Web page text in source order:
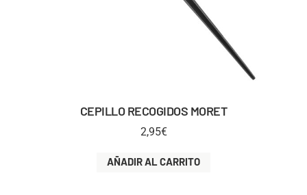
CEPILLO RECOGIDOS MORET
2,95€
AÑADIR AL CARRITO